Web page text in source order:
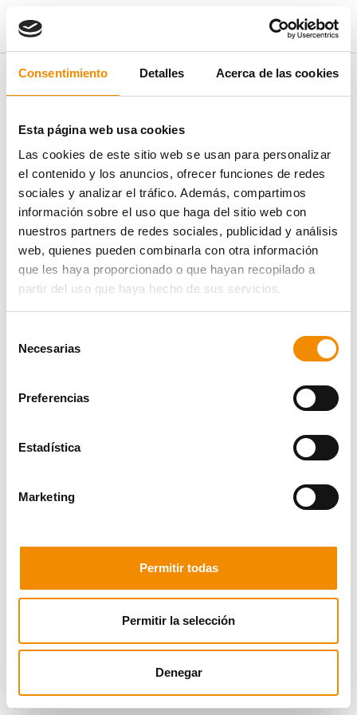
Consentimiento Detalles Acerca de las cookies
Esta página web usa cookies
Las cookies de este sitio web se usan para personalizar
el contenido y los anuncios, ofrecer funciones de redes
sociales y analizar el tráfico. Además, compartimos
información sobre el uso que haga del sitio web con
nuestros partners de redes sociales, publicidad y análisis
web, quienes pueden combinarla con otra información
que les haya proporcionado o que hayan recopilado a
partir del uso que haya hecho de sus servicios.
Necesarias
Preferencias
Estadística
Marketing
Permitir todas
Permitir la selección
Denegar
Pregunta no encontrada
La pregunta frecuente que buscas no existe o no está disponible en
VER TODAS LAS PREGUNTAS FRECUENTES